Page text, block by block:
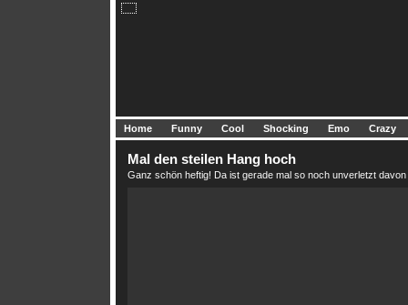
Home Funny Cool Shocking Emo Crazy
Mal den steilen Hang hoch
Ganz schön heftig! Da ist gerade mal so noch unverletzt